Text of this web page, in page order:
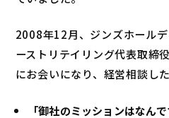
2008年12月、ジンズホール
ーストリテイリング代表取締
にお会いになり、経営相談し
「御社のミッションはなんで